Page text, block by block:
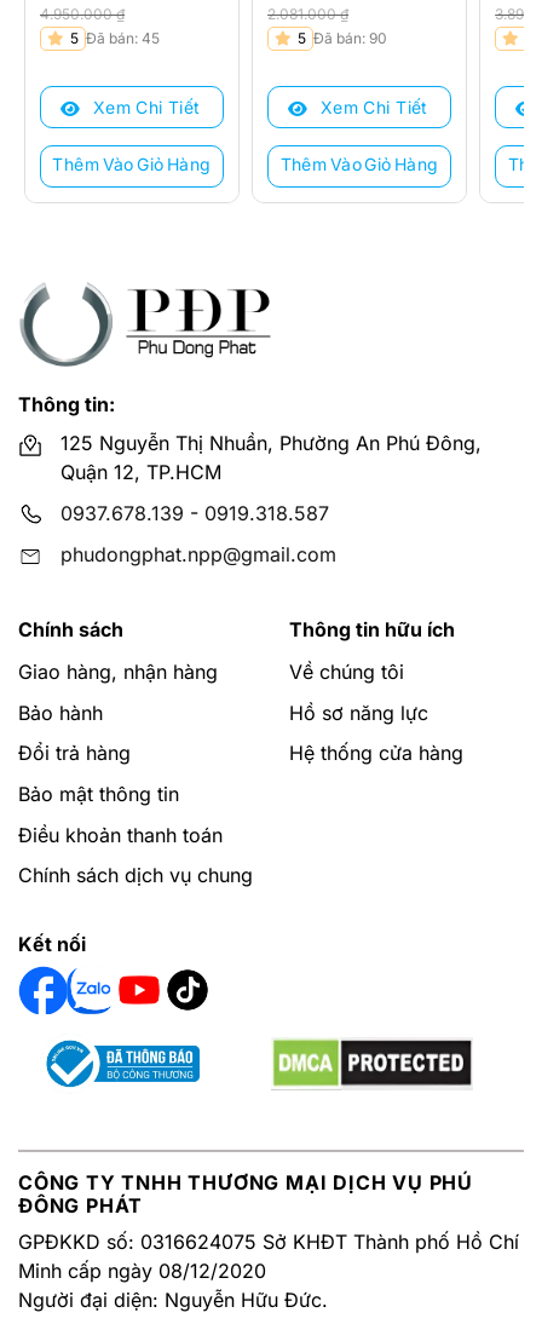
4.950.000₫
Giá
là:
4.950.000 ₫.
Giá
tại
3.320.000 ₫.
5 Đã bán: 45
Xem Chi Tiết
Thêm Vào Giỏ Hàng
2.081.000₫
Giá
là:
2.081.000 ₫.
Giá
tại
1.457.000 ₫.
5 Đã bán: 90
Xem Chi Tiết
Thêm Vào Giỏ Hàng
Giá
là:
Giá
tại
Thông tin:
125 Nguyễn Thị Nhuần, Phường An Phú Đông,
Quận 12, TP.HCM
0937.678.139 - 0919.318.587
phudongphat.npp@gmail.com
Chính sách
Giao hàng, nhận hàng
Bảo hành
Đổi trả hàng
Bảo mật thông tin
Điều khoản thanh toán
Chính sách dịch vụ chung
Thông tin hữu ích
Về chúng tôi
Hồ sơ năng lực
Hệ thống cửa hàng
Kết nối
CÔNG TY TNHH THƯƠNG MẠI DỊCH VỤ PHÚ
ĐÔNG PHÁT
GPĐKKD số: 0316624075 Sở KHĐT Thành phố Hồ Chí
Minh cấp ngày 08/12/2020
Người đại diện: Nguyễn Hữu Đức.